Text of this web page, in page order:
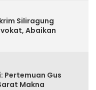
Siliragung
Abaikan
Pertemuan Gus
Makna